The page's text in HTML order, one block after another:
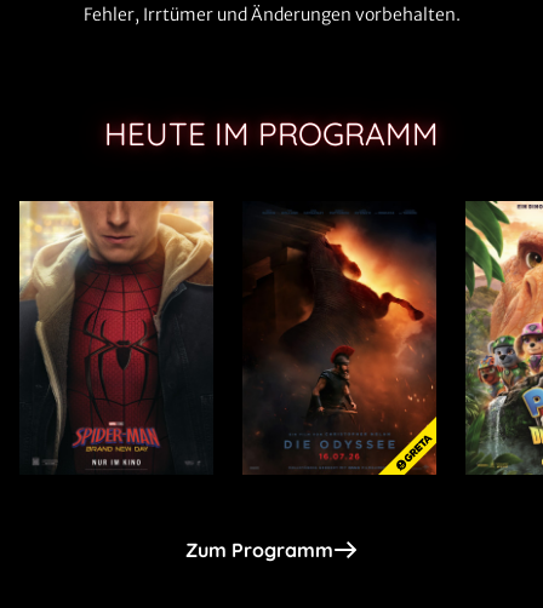
Fehler, Irrtümer und Änderungen vorbehalten.
HEUTE IM PROGRAMM
Zum Programm